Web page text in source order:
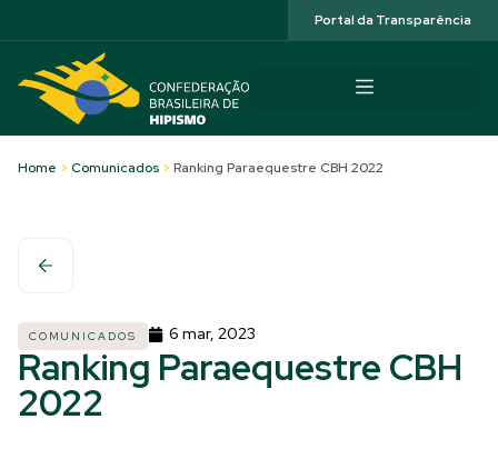
Portal da Transparência
Home > Comunicados > Ranking Paraequestre CBH 2022
COMUNICADOS 6 mar, 2023
Ranking Paraequestre CBH
2022